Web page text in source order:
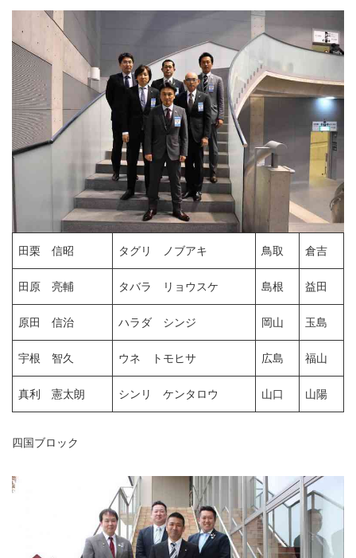
田栗 信昭 タグリ ノブアキ 鳥取 倉吉
田原 亮輔 タバラ リョウスケ 島根 益田
原田 信治 ハラダ シンジ 岡山 玉島
宇根 智久 ウネ トモヒサ 広島 福山
真利 憲太朗 シンリ ケンタロウ 山口 山陽
四国ブロック